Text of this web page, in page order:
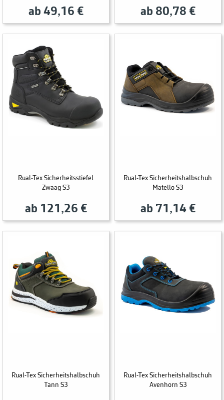
ab 49,16 € ab 80,78 €
Rual-Tex Sicherheitsstiefel
Zwaag S3
ab 121,26 €
Rual-Tex Sicherheitshalbschuh
Matello S3
ab 71,14 €
Rual-Tex Sicherheitshalbschuh
Tann S3
Rual-Tex Sicherheitshalbschuh
Avenhorn S3